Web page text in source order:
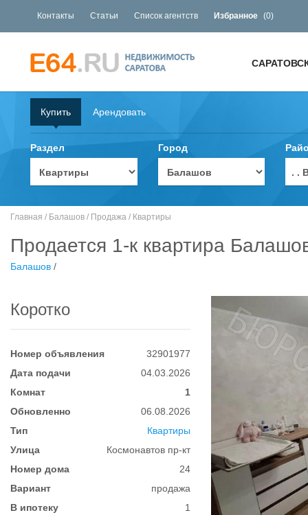
Контакты Статьи Список агентств Избранное (0)
Купить Арендовать
Раздел Город
. .
Главная / Балашов / Продажа / Квартиры
Продается 1-к квартира
Балашов /
Коротко
Номер объявления
32901977
Дата подачи
04.03.2026
Комнат
1
Обновленно
06.08.2026
Тип
Квартиры
Улица
Космонавтов пр-кт
Номер дома
24
Вариант
продажа
В ипотеку
1